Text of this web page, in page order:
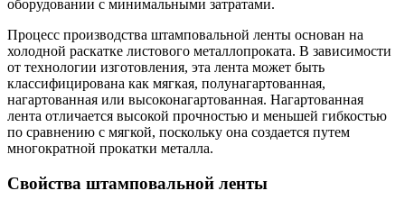
оборудовании с минимальными затратами.
Процесс производства штамповальной ленты основан на
холодной раскатке листового металлопроката. В зависимости
от технологии изготовления, эта лента может быть
классифицирована как мягкая, полунагартованная,
нагартованная или высоконагартованная. Нагартованная
лента отличается высокой прочностью и меньшей гибкостью
по сравнению с мягкой, поскольку она создается путем
многократной прокатки металла.
Свойства штамповальной ленты